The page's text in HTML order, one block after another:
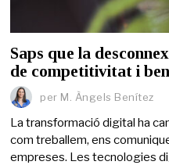
Saps que la
de competitivitat i
per M. Àngels Benítez
La transformació digital ha
com treballem, ens
empreses. Les tecnologies